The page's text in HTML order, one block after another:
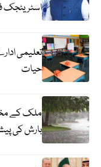
اسٹریٹجک
حیات
ملک کے
بارش کی